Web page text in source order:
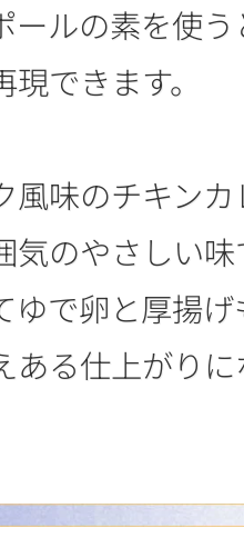
ールの素を使
できます。
風味のチキン
気のやさしい
ゆで卵と厚揚
ある仕上がり